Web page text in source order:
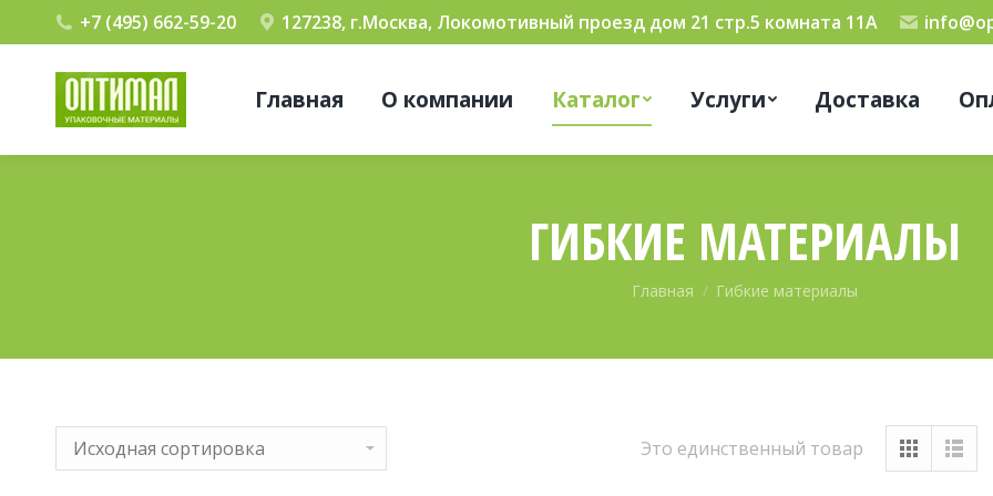
+7 (495) 662-59-20 127238, г.Москва, Локомотивный проезд дом 21 стр.5 комната 11А
Главная О компании Каталог Услуги Доставка
ГИБКИЕ МАТЕРИАЛЫ
Вы здесь:
Главная Гибкие материалы
Это единственный товар